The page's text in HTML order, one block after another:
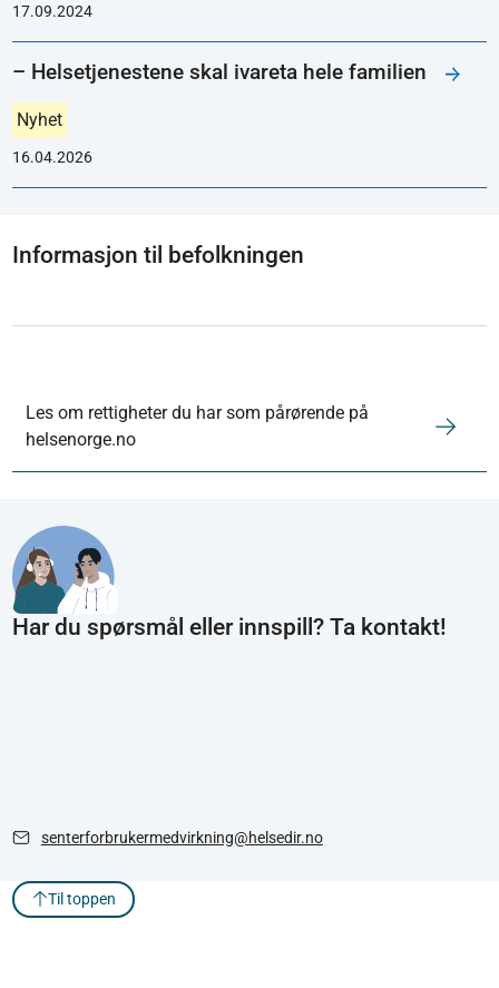
17.09.2024
– Helsetjenestene skal ivareta hele familien
Nyhet
16.04.2026
Informasjon til befolkningen
Les om rettigheter du har som pårørende på
helsenorge.no
Har du spørsmål eller innspill? Ta kontakt!
senterforbrukermedvirkning@helsedir.no
Til toppen